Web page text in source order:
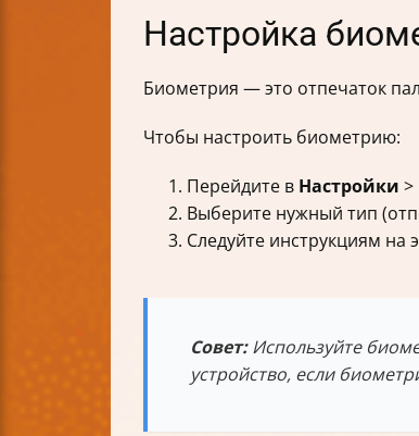
Настройка
Биометрия — это отпечаток
Чтобы настроить биометрию:
Перейдите в Настройки >
Выберите нужный тип
Следуйте инструкциям на
Совет:Используйте
устройство, если